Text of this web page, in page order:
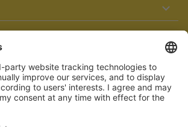
Website barrierefrei zu gestalten.
sind derzeit jedoch noch nicht
Wenn Sie auf Barrieren stoßen oder Hilfe
Sie uns bitte unter service[at]knutzen.de.